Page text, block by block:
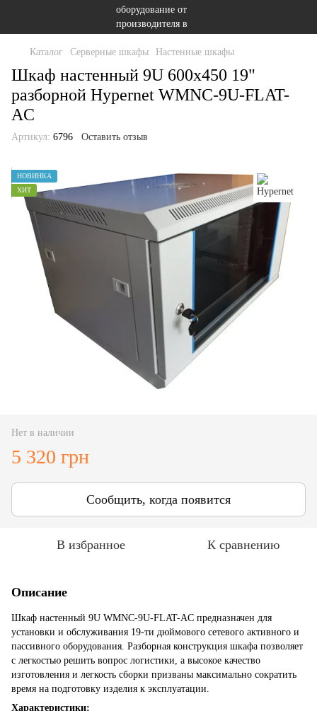
Каталог Серверные шкафы Настенные шкафы
Шкаф настенный 9U 600x450 19"
разборной Hypernet WMNC-9U-FLAT-
AC
Артикул: 6796 Оставить отзыв
НОВИНКА
ХИТ
Нет в наличии
5 320 грн
Сообщить, когда появится
В избранное К сравнению
Описание
Шкаф настенный 9U WMNC-9U-FLAT-AC предназначен для
установки и обслуживания 19-ти дюймового сетевого активного и
пассивного оборудования. Разборная конструкция шкафа позволяет
с легкостью решить вопрос логистики, а высокое качество
изготовления и легкость сборки призваны максимально сократить
время на подготовку изделия к эксплуатации.
Характеристики: